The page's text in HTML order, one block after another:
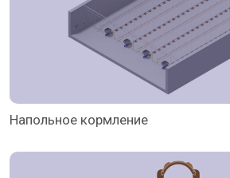
Напольное кормление